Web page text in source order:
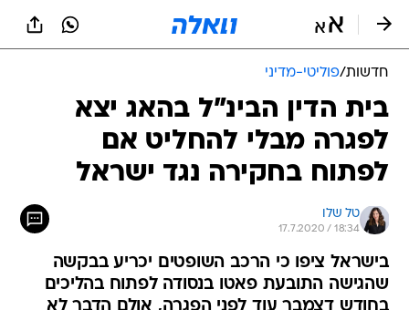
חדשות/פוליטי-מדיני
בית הדין הבינ"ל בהאג יצא
לפגרה מבלי להחליט אם
לפתוח בחקירה נגד ישראל
טל שלו
17.7.2020 / 18:34
בישראל ציפו כי הרכב השופטים יכריע בבקשה
שהגישה התובעת פאטו בנסודה לפתוח בהליכים